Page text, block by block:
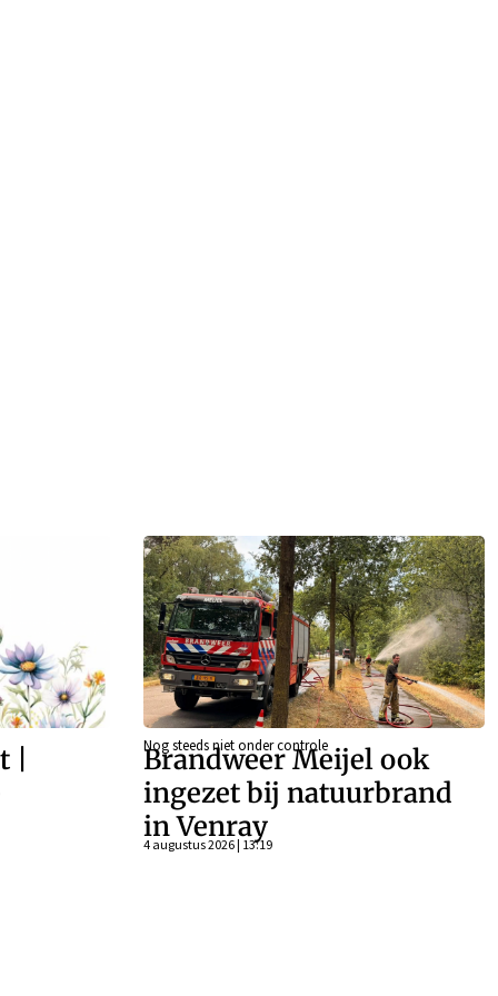
Nog steeds niet onder controle
Brandweer Meijel ook
ingezet bij natuurbrand
in Venray
4 augustus 2026 | 13:19